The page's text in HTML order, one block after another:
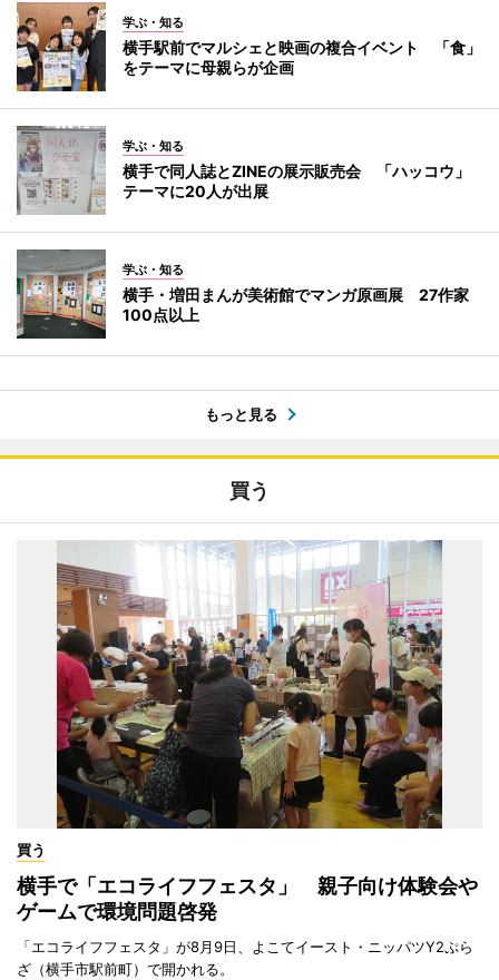
学ぶ・知る
横手駅前でマルシェと映画の複合イベント 「食」
をテーマに母親らが企画
学ぶ・知る
横手で同人誌とZINEの展示販売会 「ハッコウ」
テーマに20人が出展
学ぶ・知る
横手・増田まんが美術館でマンガ原画展 27作家
100点以上
もっと見る
買う
買う
横手で「エコライフフェスタ」 親子向け体験会や
ゲームで環境問題啓発
「エコライフフェスタ」が8月9日、よこてイースト・ニッパツY2ぷら
ざ（横手市駅前町）で開かれる。